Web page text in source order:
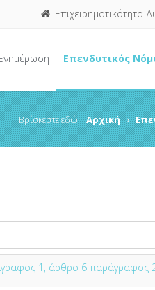
Επιχειρηματικότητα
Επενδυτικός
Βρίσκεστε εδώ: Αρχική
1, άρθρο 6 παράγραφος